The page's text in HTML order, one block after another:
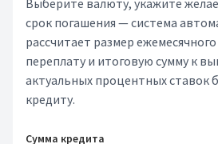
Выберите валюту, укажите
срок погашения — система
рассчитает размер
переплату и итоговую сумму к
актуальных процентных ставок
кредиту.
Сумма кредита